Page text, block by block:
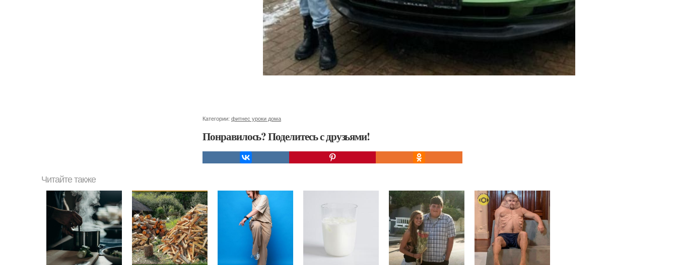
Категории: фитнес уроки дома
Понравилось? Поделитесь с друзьями!
Читайте также